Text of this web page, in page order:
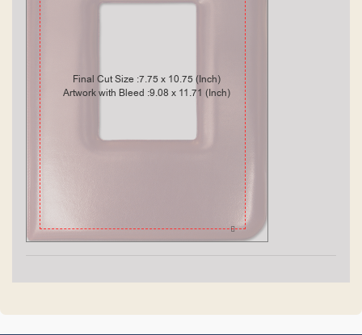
Final Cut Size :7.75 x 10.75 (Inch)
Artwork with Bleed :9.08 x 11.71 (Inch)